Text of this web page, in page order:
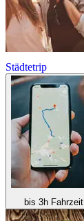
Städtetrip
bis 3h Fahrzeit